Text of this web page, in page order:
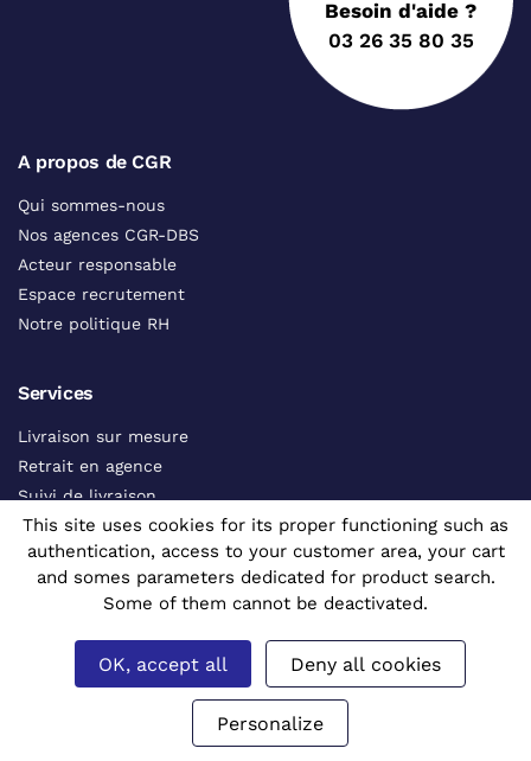
Besoin d'aide ?
03 26 35 80 35
A propos de CGR
Qui sommes-nous
Nos agences CGR-DBS
Acteur responsable
Espace recrutement
Notre politique RH
Services
Livraison sur mesure
Retrait en agence
Suivi de livraison
Contacts commerciaux
Catalogue interactif
Voir tous les services
This site uses cookies for its proper functioning such as
authentication, access to your customer area, your cart
and somes parameters dedicated for product search.
Some of them cannot be deactivated.
OK, accept all Deny all cookies
Personalize